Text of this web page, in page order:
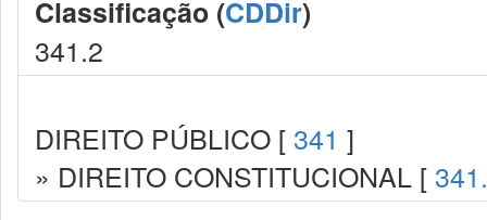
Classificação (CDDir)
341.2
DIREITO PÚBLICO [ 341 ]
» DIREITO CONSTITUCIONAL [